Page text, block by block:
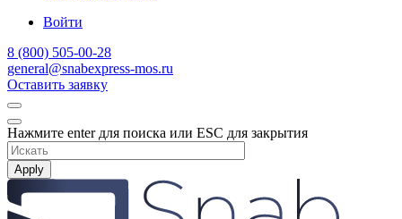
Войти
8 (800) 505-00-28
general@snabexpress-mos.ru
Оставить заявку
Нажмите enter для поиска или ESC для закрытия
Apply